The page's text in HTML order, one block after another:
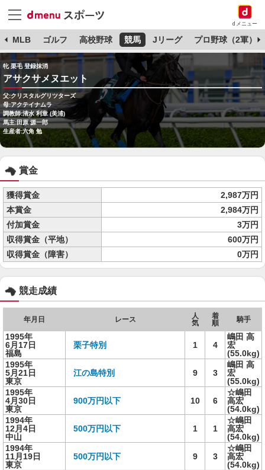
dメニュー
MLB ゴルフ 高校野球 競馬 Jリーグ プロ野球（2軍）
牝 栗毛 登録抹消
アサクサメヌエット
父:クリスタルグリツターズ
母:アクテイナムラ
調教師:清水 利章 (美浦)
馬主:田原 源一郎
生産者:六角 勉
賞金
獲得賞金
2,987万円
本賞金
2,984万円
付加賞金
3万円
収得賞金（平地）
600万円
収得賞金（障害）
0万円
競走成績
年月日 レース
人
気
着
順
騎手
1995年
6月17日
福島
栗子特別 1 4
嶋田 高
宏
(55.0kg)
1995年
5月21日
東京
江の島特別 9 3
嶋田 高
宏
(55.0kg)
1995年
4月30日
東京
900万円以下 10 6
☆嶋田
高宏
(54.0kg)
1994年
12月4日
中山
500万円以下 1 1
☆嶋田
高宏
(54.0kg)
1994年
11月19日
東京
500万円以下 9 3
☆嶋田
高宏
(54.0kg)